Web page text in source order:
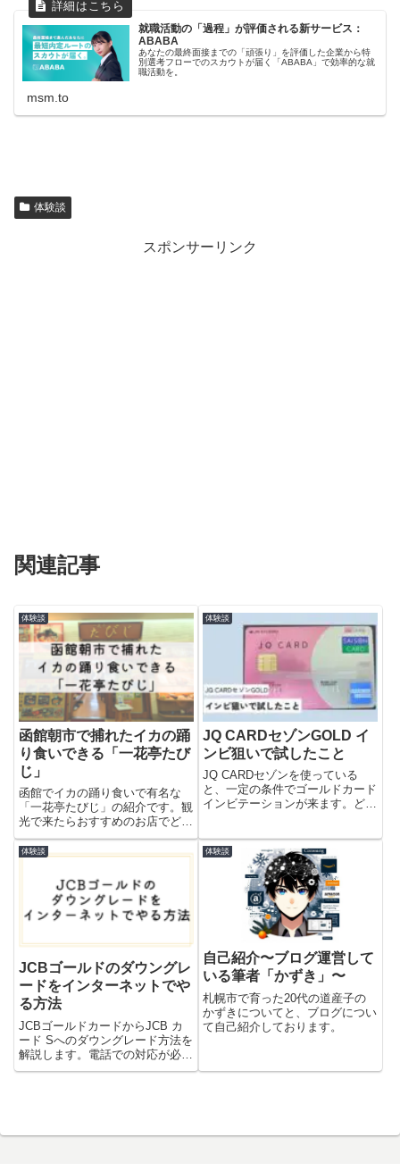
就職活動の「過程」が評価される新サービス：
ABABA
あなたの最終面接までの「頑張り」を評価した企業から特
別選考フローでのスカウトが届く「ABABA」で効率的な就
職活動を。
msm.to
体験談
スポンサーリンク
関連記事
体験談
函館朝市で捕れたイカの踊
り食いできる「一花亭たび
じ」
函館でイカの踊り食いで有名な
「一花亭たびじ」の紹介です。観
光で来たらおすすめのお店でどん
ぶり・定食・焼き物と幅広くメニ
ューがありおすすめです。
体験談
JQ CARDセゾンGOLD イ
ンビ狙いで試したこと
JQ CARDセゾンを使っている
と、一定の条件でゴールドカード
インビテーションが来ます。どう
したことをまとめてみました。
体験談
JCBゴールドのダウングレ
ードをインターネットでや
る方法
JCBゴールドカードからJCB カ
ード Sへのダウングレード方法を
解説します。電話での対応が必要
とされていますが、実際にはイン
うな手間がかかってしまいます。
体験談
自己紹介〜ブログ運営して
いる筆者「かずき」〜
札幌市で育った20代の道産子の
かずきについてと、ブログについ
て自己紹介しております。